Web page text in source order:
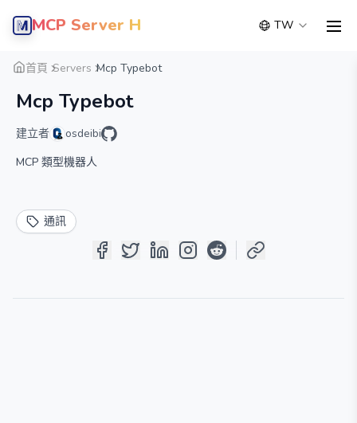
MCP Server Hub TW
首頁 Servers Mcp Typebot
Mcp Typebot
建立者
osdeibi
MCP 類型機器人
通訊
概覽 詳細